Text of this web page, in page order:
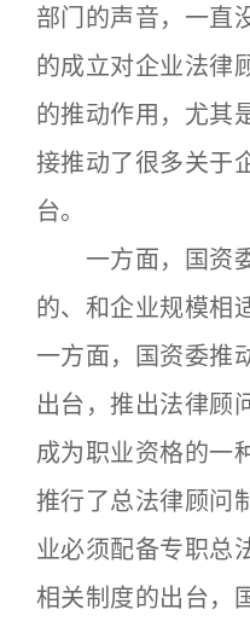
部门的声音，一直
的成立对企业法律
的推动作用，尤其
接推动了很多关于
台。
一方面，国资委
的、和企业规模相
一方面，国资委推
出台，推出法律顾
成为职业资格的一
推行了总法律顾问
业必须配备专职总
相关制度的出台，